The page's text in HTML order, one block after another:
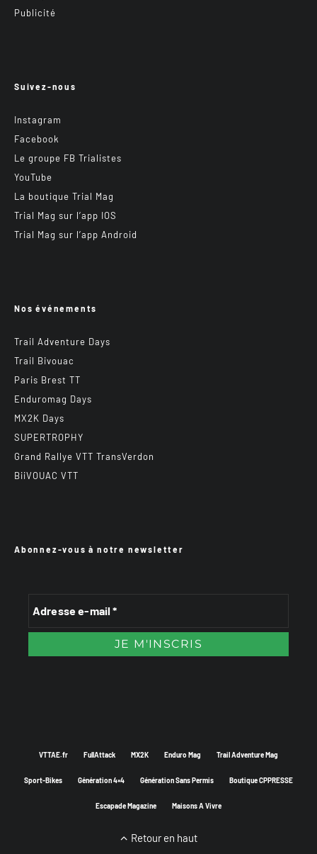
Publicité
Suivez-nous
Instagram
Facebook
Le groupe FB Trialistes
YouTube
La boutique Trial Mag
Trial Mag sur l’app IOS
Trial Mag sur l’app Android
Nos événements
Trail Adventure Days
Trail Bivouac
Paris Brest TT
Enduromag Days
MX2K Days
SUPERTROPHY
Grand Rallye VTT TransVerdon
BiiVOUAC VTT
Abonnez-vous à notre newsletter
VTTAE.fr FullAttack MX2K Enduro Mag Trail Adventure Mag
Sport-Bikes Génération 4×4 Génération Sans Permis Boutique CPPRESSE
Escapade Magazine Maisons A Vivre
Retour en haut